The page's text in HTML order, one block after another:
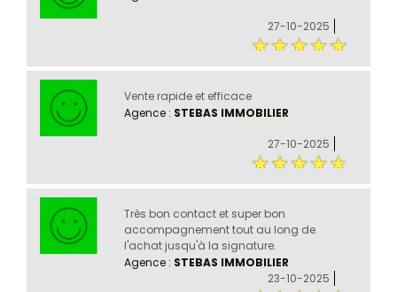
27-10-2025
Vente rapide et efficace
Agence : STEBAS IMMOBILIER
27-10-2025
Très bon contact et super bon
accompagnement tout au long de
l'achat jusqu'à la signature.
Agence : STEBAS IMMOBILIER
23-10-2025